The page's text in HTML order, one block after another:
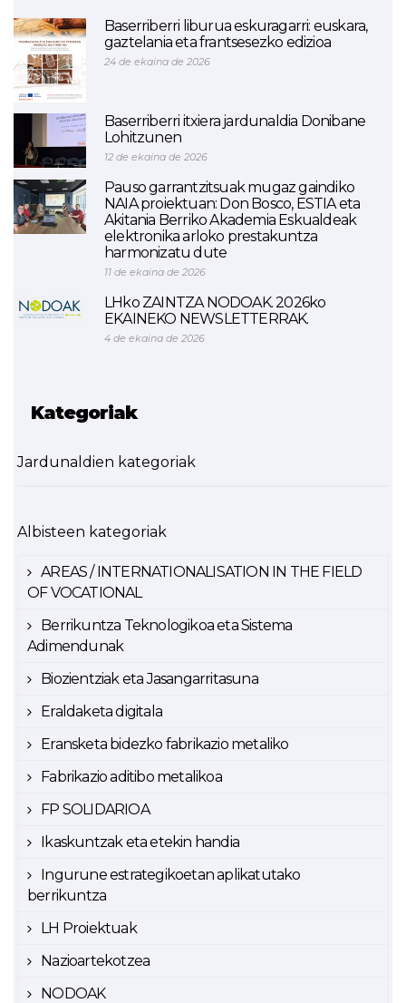
Baserriberri liburua eskuragarri: euskara,
gaztelania eta frantsesezko edizioa
24 de ekaina de 2026
Baserriberri itxiera jardunaldia Donibane
Lohitzunen
12 de ekaina de 2026
Pauso garrantzitsuak mugaz gaindiko
NAIA proiektuan: Don Bosco, ESTIA eta
Akitania Berriko Akademia Eskualdeak
elektronika arloko prestakuntza
harmonizatu dute
11 de ekaina de 2026
LHko ZAINTZA NODOAK. 2026ko
EKAINEKO NEWSLETTERRAK.
4 de ekaina de 2026
Kategoriak
Jardunaldien kategoriak
Albisteen kategoriak
AREAS / INTERNATIONALISATION IN THE FIELD
OF VOCATIONAL
Berrikuntza Teknologikoa eta Sistema
Adimendunak
Biozientziak eta Jasangarritasuna
Eraldaketa digitala
Eransketa bidezko fabrikazio metaliko
Fabrikazio aditibo metalikoa
FP SOLIDARIOA
Ikaskuntzak eta etekin handia
Ingurune estrategikoetan aplikatutako
berrikuntza
LH Proiektuak
Nazioartekotzea
NODOAK